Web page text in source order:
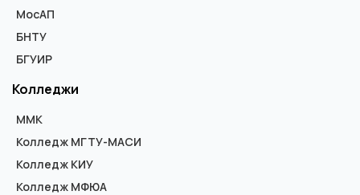
МосАП
БНТУ
БГУИР
Колледжи
ММК
Колледж МГТУ-МАСИ
Колледж КИУ
Колледж МФЮА